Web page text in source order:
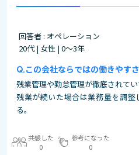
回答者 : オペレーション
20代 | 女性 | 0～3年
この会社ならではの働きやす
残業管理や勤怠管理が徹底されてい
残業が続いた場合は業務量を調整
る。
共感した
0
参考になった
0